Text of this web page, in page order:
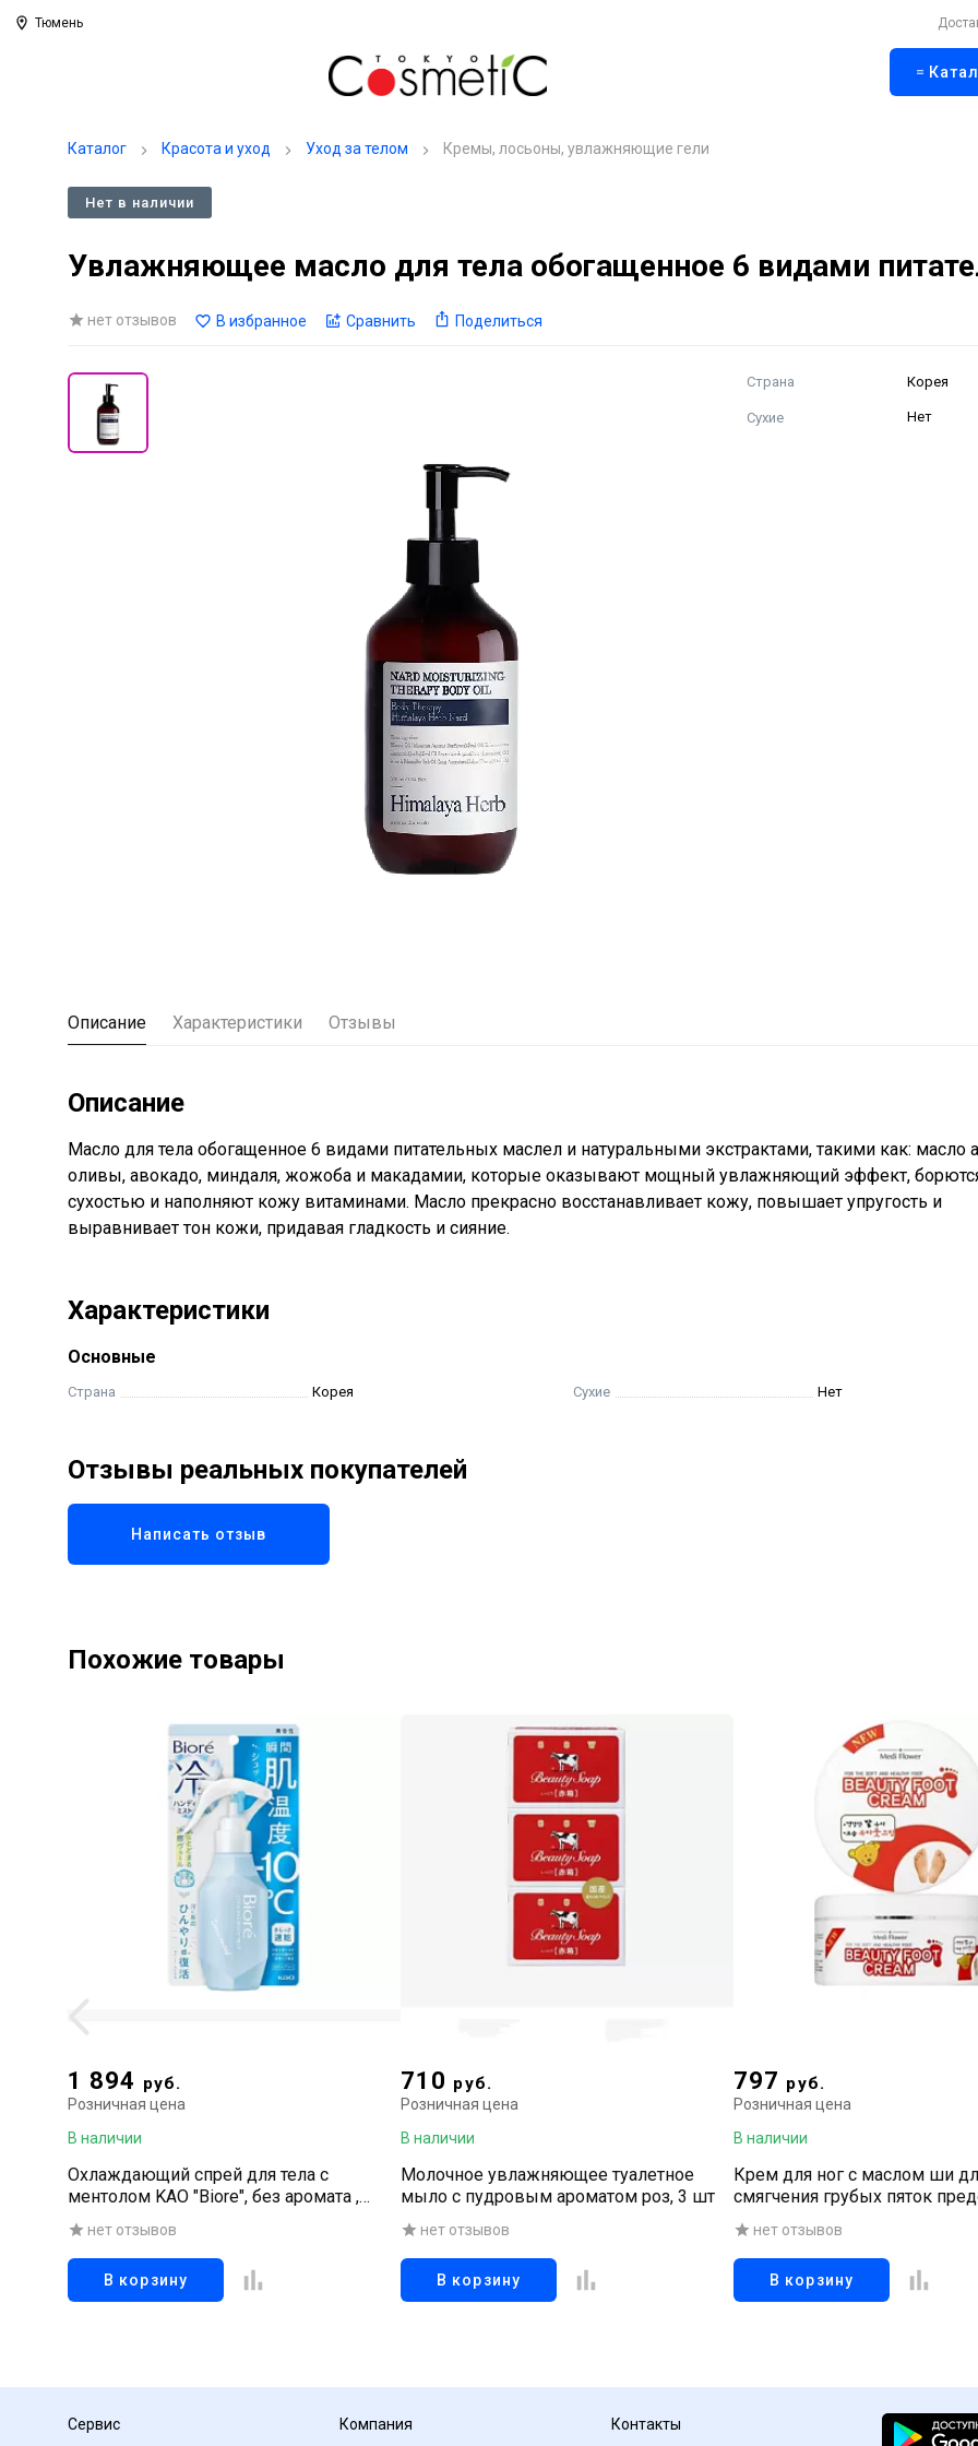
Тюмень
Каталог Красота и уход Уход за телом Кремы, лосьоны, увлажняющие гели
Нет в наличии
Увлажняющее масло для тела обогащенное 6 видами
нет отзывов В избранное Сравнить Поделиться
Страна Корея
Сухие Нет
Описание Характеристики Отзывы
Описание
Масло для тела обогащенное 6 видами питательных маслел и натуральными экстрактами, такими как: масло
оливы, авокадо, миндаля, жожоба и макадамии, которые оказывают мощный увлажняющий эффект,
сухостью и наполняют кожу витаминами. Масло прекрасно восстанавливает кожу, повышает упругость и
выравнивает тон кожи, придавая гладкость и сияние.
Характеристики
Основные
Страна Корея Сухие Нет
Отзывы реальных покупателей
Написать отзыв
Похожие товары
1 894 руб.
Розничная цена
В наличии
Охлаждающий спрей для тела с
ментолом KAO "Biore", без аромата ,
спрей 120 мл
нет отзывов
В корзину
710 руб.
Розничная цена
В наличии
Молочное увлажняющее туалетное
мыло с пудровым ароматом роз, 3 шт
нет отзывов
В корзину
797 руб.
Розничная цена
В наличии
Крем для ног с маслом ши
смягчения грубых пяток
сухость, делая кожу
нет отзывов
В корзину
Сервис Компания Контакты